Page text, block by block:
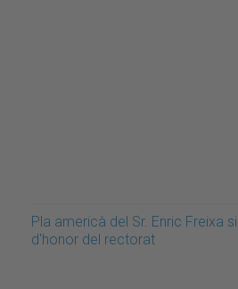
Pla americà del Sr. Enric Freixa
d'honor del rectorat